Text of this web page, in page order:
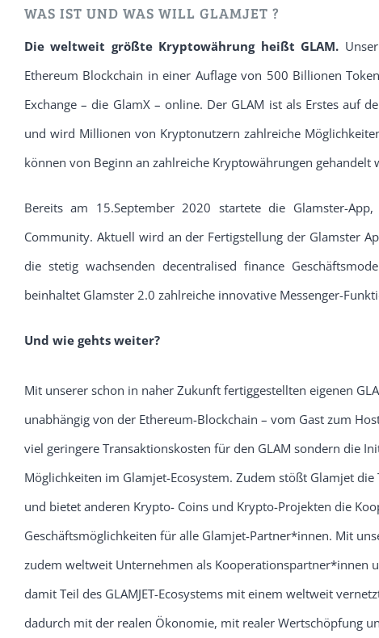
WAS IST UND WAS WILL GLAMJET ?
Die weltweit größte Kryptowährung heißt GLAM.
Ethereum Blockchain in einer Auflage von 500 Billionen
Exchange – die GlamX – online. Der GLAM ist als Erstes auf
und wird Millionen von Kryptonutzern zahlreiche
können von Beginn an zahlreiche Kryptowährungen gehandelt
Bereits am 15.September 2020 startete die Glamster-
Community. Aktuell wird an der Fertigstellung der Glamster
die stetig wachsenden decentralised finance
beinhaltet Glamster 2.0 zahlreiche innovative Messenger-
Und wie gehts weiter?
Mit unserer schon in naher Zukunft fertiggestellten eigenen
unabhängig von der Ethereum-Blockchain – vom Gast zum
viel geringere Transaktionskosten für den GLAM sondern die
Möglichkeiten im Glamjet-Ecosystem. Zudem stößt Glamjet
und bietet anderen Krypto- Coins und Krypto-Projekten die
Geschäftsmöglichkeiten für alle Glamjet-Partner*innen. Mit
zudem weltweit Unternehmen als Kooperationspartner*innen
damit Teil des GLAMJET-Ecosystems mit einem weltweit
dadurch mit der realen Ökonomie, mit realer Wertschöpfung